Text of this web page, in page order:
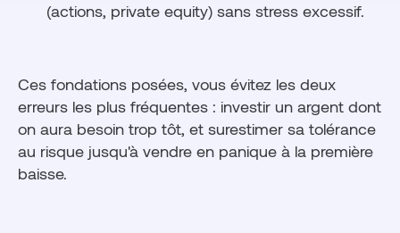
(actions, private equity) sans stress excessif.
Ces fondations posées, vous évitez les deux
erreurs les plus fréquentes : investir un argent dont
on aura besoin trop tôt, et surestimer sa tolérance
au risque jusqu'à vendre en panique à la première
baisse.